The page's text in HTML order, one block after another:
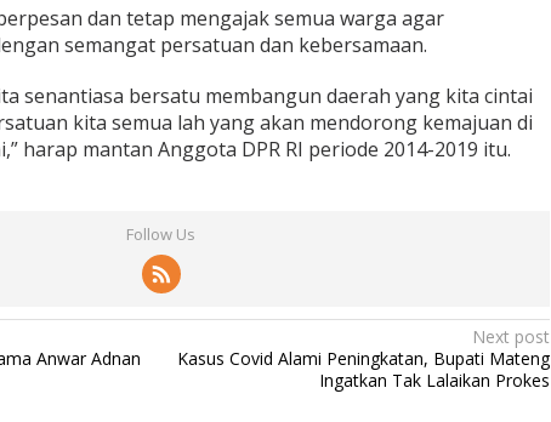
dan tetap mengajak semua warga agar
semangat persatuan dan kebersamaan.
senantiasa bersatu membangun daerah yang kita cintai
kita semua lah yang akan mendorong kemajuan di
harap mantan Anggota DPR RI periode 2014-2019 itu.
Follow Us
Anwar Adnan
Next post
Kasus Covid Alami Peningkatan, Bupati Mateng
Ingatkan Tak Lalaikan Prokes